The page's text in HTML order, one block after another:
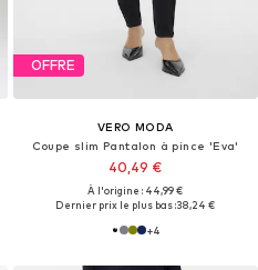
OFFRE
VERO MODA
Coupe slim Pantalon à pince 'Eva'
40,49 €
À l'origine : 44,99 €
Dernier prix le plus bas :38,24 €
+4